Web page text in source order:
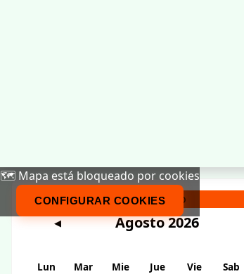
🗺️ Mapa está bloqueado por cookies
CONFIGURAR COOKIES
Calendario
◀ Agosto 2026
Lun Mar Mie Jue Vie Sab